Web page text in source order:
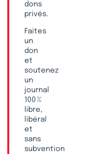
dons
privés.
Faites
un
don
et
soutenez
un
journal
100 %
libre,
libéral
et
sans
subvention